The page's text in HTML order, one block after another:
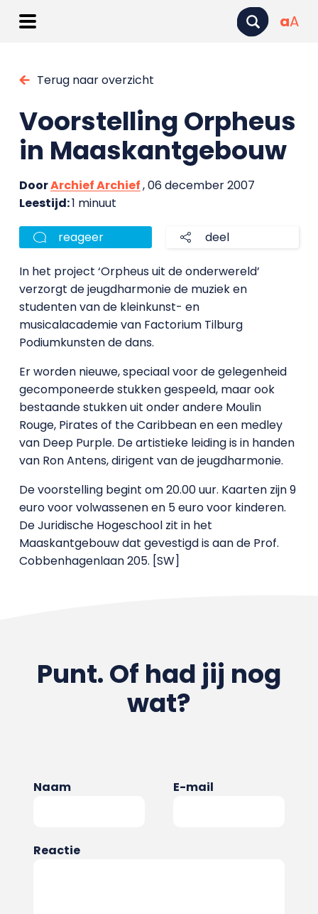
aA
Terug naar overzicht
Voorstelling Orpheus
in Maaskantgebouw
DoorArchief Archief, 06 december 2007
Leestijd:1 minuut
reageer deel
In het project ‘Orpheus uit de onderwereld’
verzorgt de jeugdharmonie de muziek en
studenten van de kleinkunst- en
musicalacademie van Factorium Tilburg
Podiumkunsten de dans.
Er worden nieuwe, speciaal voor de gelegenheid
gecomponeerde stukken gespeeld, maar ook
bestaande stukken uit onder andere Moulin
Rouge, Pirates of the Caribbean en een medley
van Deep Purple. De artistieke leiding is in handen
van Ron Antens, dirigent van de jeugdharmonie.
De voorstelling begint om 20.00 uur. Kaarten zijn 9
euro voor volwassenen en 5 euro voor kinderen.
De Juridische Hogeschool zit in het
Maaskantgebouw dat gevestigd is aan de Prof.
Cobbenhagenlaan 205. [SW]
Punt. Of had jij nog
wat?
Naam E-mail
Reactie